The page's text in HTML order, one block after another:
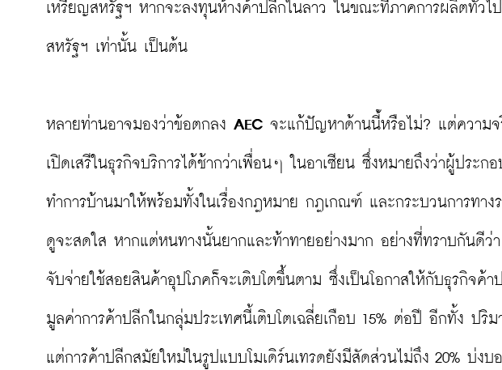
เหรียญสหรัฐฯ หากจะลงทุนห้างค้าปลีกในลาว ในขณะที่ภาคการผลิตทั่วไ
สหรัฐฯ เท่านั้น เป็นต้น
หลายท่านอาจมองว่าข้อตกลง AEC จะแก้ปัญหาด้านนี้่หรือไม่? แต่ความจ
เปิดเสรีในธุรกิจบริการได้ช้ากว่าเพื่อนๆ ในอาเซียน ซึ่งหมายถึงว่าผู้ประก
ทำการบ้านมาให้พร้อมทั้งในเรื่องกฎหมาย กฎเกณฑ์ และกระบวนการทาง
ดูจะสดใส หากแต่หนทางนั้นยากและท้าทายอย่างมาก อย่างที่ทราบกันดีว่
จับจ่ายใช้สอยสินค้าอุปโภคก็จะเติบโตขึ้นตาม ซึ่งเป็นโอกาสให้กับธุรกิจค้
มูลค่าการค้าปลีกในกลุ่มประเทศนี้เติบโตเฉลี่ยเกือบ 15% ต่อปี อีกทั้ง ปริ
แต่การค้าปลีกสมัยใหม่ในรูปแบบโมเดิร์นเทรดยังมีสัดส่วนไม่ถึง 20% บ่ง